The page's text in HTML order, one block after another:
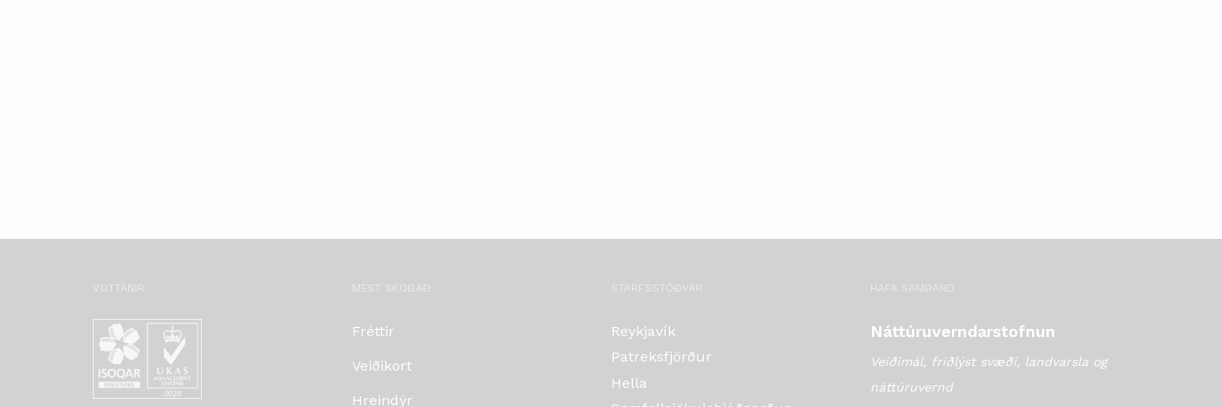
VOTTANIR MEST SKOÐAÐ
Fréttir
Veiðikort
Hreindýr
STARFSSTÖÐVAR
Reykjavík
Patreksfjörður
Hella
HAFA SAMBAND
Náttúruverndarstofnun
Veiðimál, friðlýst svæði, landvarsla og
náttúruvernd